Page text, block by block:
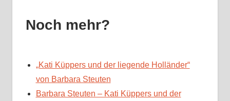
Noch mehr?
„Kati Küppers und der liegende Holländer“
von Barbara Steuten
Barbara Steuten – Kati Küppers und der